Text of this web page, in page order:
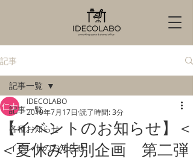
記事
記事一覧
各種お知らせ
イベントのお知らせ
記事一覧
【イベントのお知らせ】＜
＜夏休み特別企画 第二弾
IDECOLABO
2019年7月17日 読了時間: 3分